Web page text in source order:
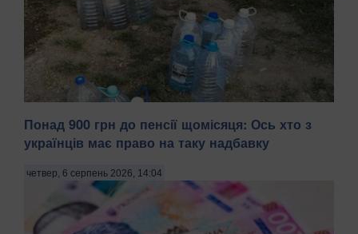
Тимчасово захоплений російськими військами Маріуполь
Донецької області після вибухів, що пролунали 5 серпня
передають Патріоти України з посиланням на легітимну
Маріупольську міську раду. . "У тимчасо...
Понад 900 грн до пенсії щомісяця: Ось хто з
українців має право на таку надбавку
четвер, 6 серпень 2026, 14:04